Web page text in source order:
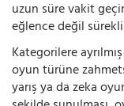
uzun süre vakit
eğlence değil
Kategorilere
oyun türüne
yarış ya da zeka